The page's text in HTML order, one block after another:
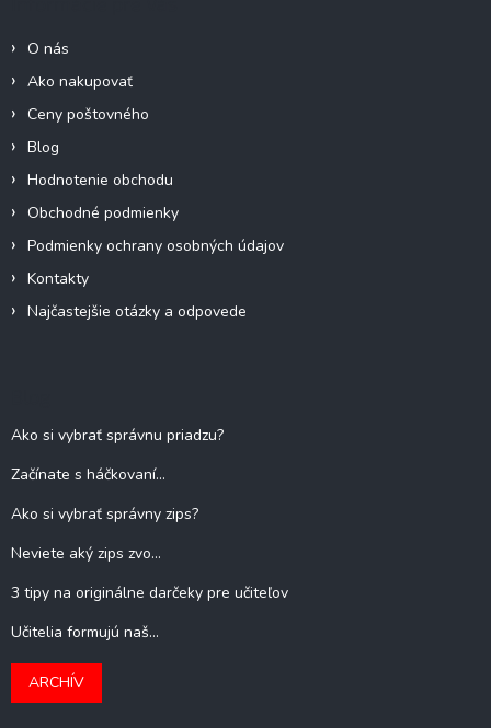
O nás
Ako nakupovať
Ceny poštovného
Blog
Hodnotenie obchodu
Obchodné podmienky
Podmienky ochrany osobných údajov
Kontakty
Najčastejšie otázky a odpovede
Ako si vybrať správnu priadzu?
Začínate s háčkovaní...
Ako si vybrať správny zips?
Neviete aký zips zvo...
3 tipy na originálne darčeky pre učiteľov
Učitelia formujú naš...
ARCHÍV